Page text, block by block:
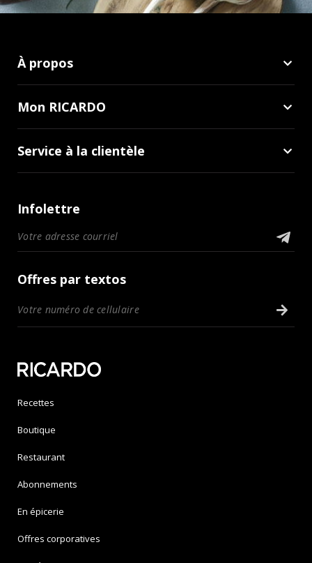
À propos
Mon RICARDO
Service à la clientèle
Infolettre
Offres par textos
Recettes
Boutique
Restaurant
Abonnements
En épicerie
Offres corporatives